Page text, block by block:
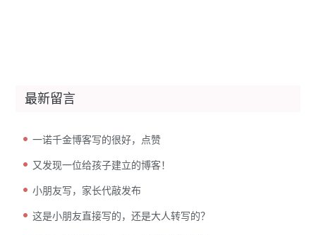
最新留言
一诺千金博客写的很好，点赞
又发现一位给孩子建立的博客！
小朋友写，家长代敲发布
这是小朋友直接写的，还是大人转写的？